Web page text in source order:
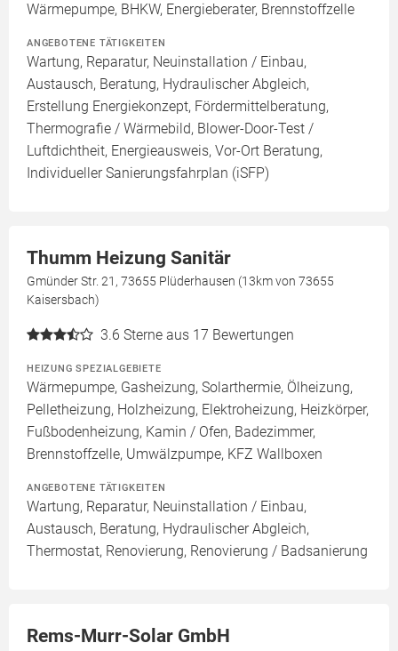
Wärmepumpe, BHKW, Energieberater, Brennstoffzelle
ANGEBOTENE TÄTIGKEITEN
Wartung, Reparatur, Neuinstallation / Einbau,
Austausch, Beratung, Hydraulischer Abgleich,
Erstellung Energiekonzept, Fördermittelberatung,
Thermografie / Wärmebild, Blower-Door-Test /
Luftdichtheit, Energieausweis, Vor-Ort Beratung,
Individueller Sanierungsfahrplan (iSFP)
Thumm Heizung Sanitär
Gmünder Str. 21, 73655 Plüderhausen (13km von 73655
Kaisersbach)
3.6 Sterne aus 17 Bewertungen
HEIZUNG SPEZIALGEBIETE
Wärmepumpe, Gasheizung, Solarthermie, Ölheizung,
Pelletheizung, Holzheizung, Elektroheizung, Heizkörper,
Fußbodenheizung, Kamin / Ofen, Badezimmer,
Brennstoffzelle, Umwälzpumpe, KFZ Wallboxen
ANGEBOTENE TÄTIGKEITEN
Wartung, Reparatur, Neuinstallation / Einbau,
Austausch, Beratung, Hydraulischer Abgleich,
Thermostat, Renovierung, Renovierung / Badsanierung
Rems-Murr-Solar GmbH